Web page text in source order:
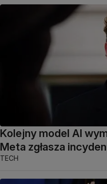
Kolejny model AI
Meta zgłasza
TECH